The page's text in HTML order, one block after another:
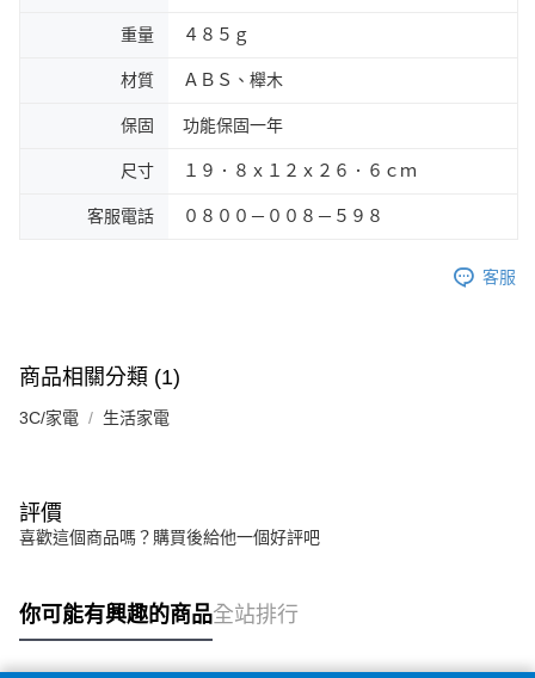
重量 ４８５ｇ
材質 ＡＢＳ、櫸木
保固 功能保固一年
尺寸 １９．８ｘ１２ｘ２６．６ｃｍ
客服電話 ０８００－００８－５９８
客服
商品相關分類 (1)
3C/家電 生活家電
評價
喜歡這個商品嗎？購買後給他一個好評吧
你可能有興趣的商品全站排行